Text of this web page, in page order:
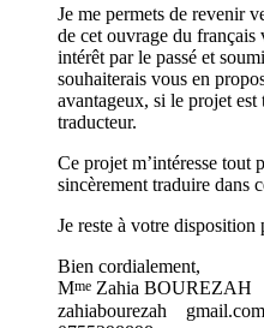
Je me permets de revenir
de cet ouvrage du français
intérêt par le passé et
souhaiterais vous en
avantageux, si le projet
traducteur.
Ce projet m’intéresse tout
sincèrement traduire dans
Je reste à votre
Bien cordialement,
Mme Zahia BOUREZAH
zahiabourezah
gmail.com